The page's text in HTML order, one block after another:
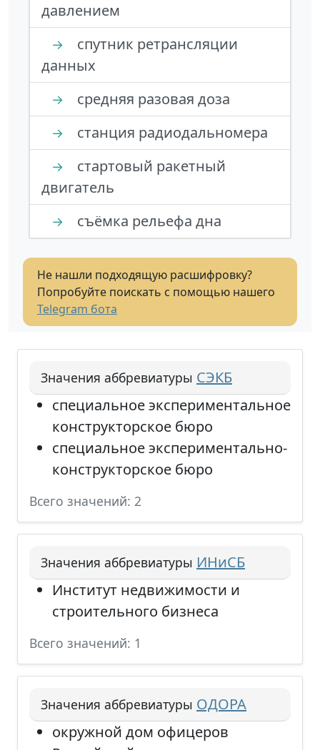
давлением
→
спутник ретрансляции
данных
→ средняя разовая доза
→ станция радиодальномера
→
стартовый ракетный
двигатель
→ съёмка рельефа дна
Не нашли подходящую расшифровку?
Попробуйте поискать с помощью нашего
Telegram бота
Значения аббревиатуры СЭКБ
специальное экспериментальное
конструкторское бюро
специальное экспериментально-
конструкторское бюро
Всего значений: 2
Значения аббревиатуры ИНиСБ
Институт недвижимости и
строительного бизнеса
Всего значений: 1
Значения аббревиатуры ОДОРА
окружной дом офицеров